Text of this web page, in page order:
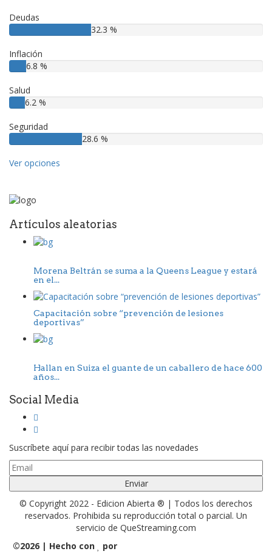
Deudas
32.3 %
Inflación
6.8 %
Salud
6.2 %
Seguridad
28.6 %
Ver opciones
Artículos aleatorias
Morena Beltrán se suma a la Queens League y estará
en el...
Capacitación sobre “prevención de lesiones
deportivas”
Hallan en Suiza el guante de un caballero de hace 600
años...
Social Media
Suscríbete aquí para recibir todas las novedades
© Copyright 2022 - Edicion Abierta ® | Todos los derechos
reservados. Prohibida su reproducción total o parcial. Un
servicio de QueStreaming.com
©2026 | Hecho con por